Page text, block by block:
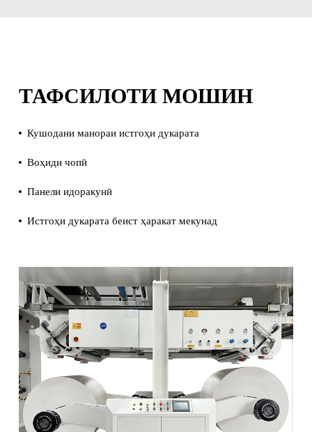
ТАФСИЛОТИ МОШИН
Кушодани манораи истгоҳи дукарата
Воҳиди чопӣ
Панели идоракунӣ
Истгоҳи дукарата беист ҳаракат мекунад